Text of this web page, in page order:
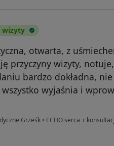
wizyty
otwarta, z
przyczyny wizyty,
bardzo dokładna,
wyjaśnia i
Grześk • ECHO serca +